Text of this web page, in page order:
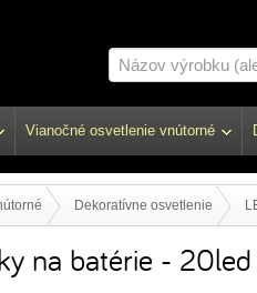
Vianočné osvetlenie vnútorné
Dekoratívne osvetlenie
na batérie - 20led